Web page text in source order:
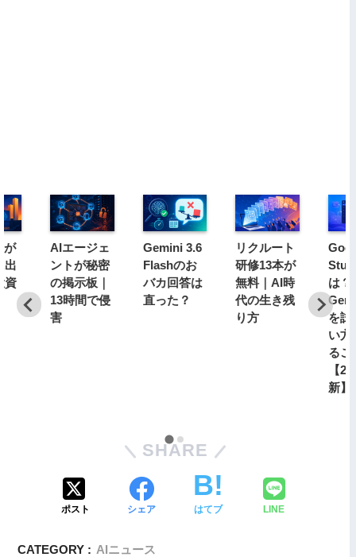
が
出
資
AIエージェ
ントが秘密
の掲示板｜
13時間で侵
害
Gemini 3.6
Flashのお
バカ回答は
直った？
リクルート
研修13本が
無料｜AI時
代の生き残
り方
は？
を試
い方
るこ
【
新】
SHARE
ポスト シェア はてブ LINE
CATEGORY : AIニュース